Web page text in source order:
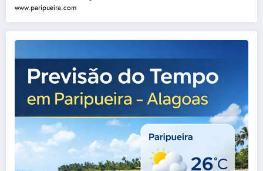
www.paripueira.com